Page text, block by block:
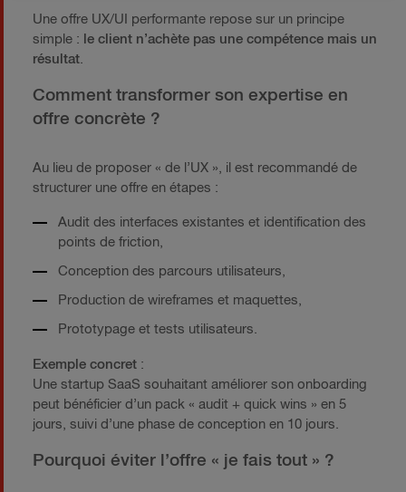
Une offre UX/UI performante repose sur un principe
simple : le client n’achète pas une compétence mais un
résultat
Comment transformer son expertise en
offre concrète ?
Au lieu de proposer « de l’UX », il est recommandé de
structurer une offre en étapes :
Audit des interfaces existantes et identification des
points de friction,
Conception des parcours utilisateurs,
Production de wireframes et maquettes,
Prototypage et tests utilisateurs.
Exemple concret :
Une startup SaaS souhaitant améliorer son onboarding
peut bénéficier d’un pack « audit + quick wins » en 5
jours, suivi d’une phase de conception en 10 jours.
Pourquoi éviter l’offre « je fais tout » ?